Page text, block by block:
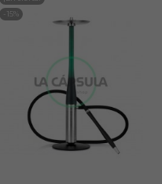
-15%